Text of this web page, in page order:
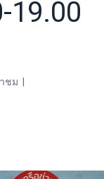
19.00
ชม